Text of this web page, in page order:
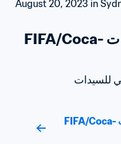
التصنيف العالمي للسيدات FIFA/Coca-
اذهب إلى التصنيف العالمي للسيدات FIFA/Coca-